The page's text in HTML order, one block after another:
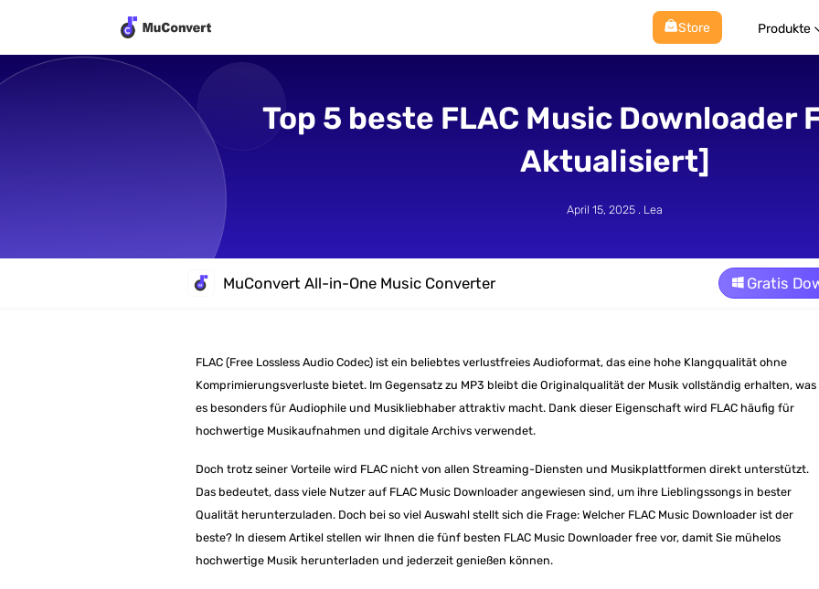
Store Produkte
Top 5 beste FLAC Music Downloader
Aktualisiert]
April 15, 2025 . Lea
MuConvert All-in-One Music Converter Gratis
FLAC (Free Lossless Audio Codec) ist ein beliebtes verlustfreies Audioformat, das eine hohe Klangqualität ohne
Komprimierungsverluste bietet. Im Gegensatz zu MP3 bleibt die Originalqualität der Musik vollständig erhalten, was
es besonders für Audiophile und Musikliebhaber attraktiv macht. Dank dieser Eigenschaft wird FLAC häufig für
hochwertige Musikaufnahmen und digitale Archivs verwendet.
Doch trotz seiner Vorteile wird FLAC nicht von allen Streaming-Diensten und Musikplattformen direkt unterstützt.
Das bedeutet, dass viele Nutzer auf FLAC Music Downloader angewiesen sind, um ihre Lieblingssongs in bester
Qualität herunterzuladen. Doch bei so viel Auswahl stellt sich die Frage: Welcher FLAC Music Downloader ist der
beste? In diesem Artikel stellen wir Ihnen die fünf besten FLAC Music Downloader free vor, damit Sie mühelos
hochwertige Musik herunterladen und jederzeit genießen können.